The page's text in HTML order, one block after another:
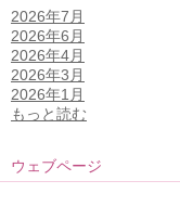
2026年7月
2026年6月
2026年4月
2026年3月
2026年1月
もっと読む
ウェブページ